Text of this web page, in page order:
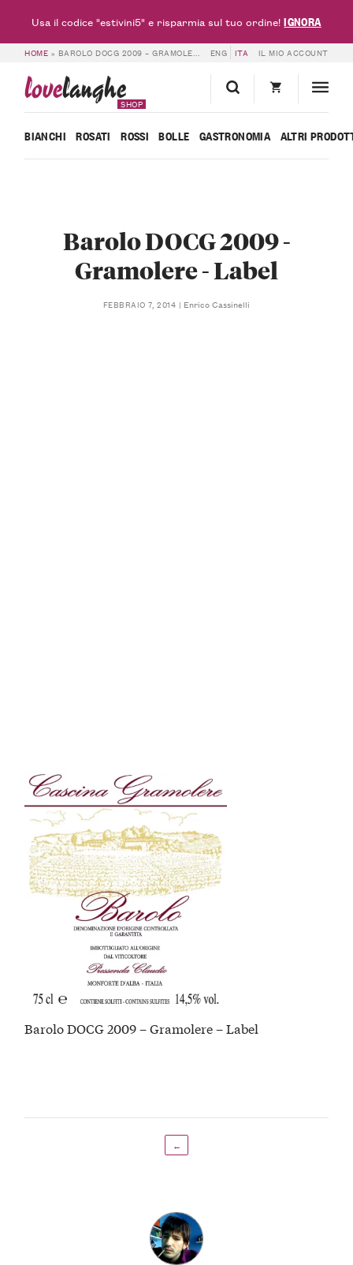
HOME » BAROLO DOCG 2009 – GRAMOLERE – LABEL ENG ITA IL MIO ACCOUNT
lovelanghe
SHOP
BIANCHI ROSATI ROSSI BOLLE GASTRONOMIA ALTRI
Barolo DOCG 2009 -
Gramolere - Label
FEBBRAIO 7, 2014 Enrico Cassinelli
Barolo DOCG 2009 – Gramolere – Label
←
Usa il codice "estivini5" e risparmia sul tuo ordine!IGNORA